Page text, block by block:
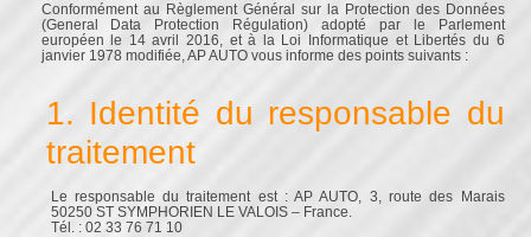
Conformément au Règlement Général sur la Protection des Données
(General Data Protection Régulation) adopté par le Parlement
européen le 14 avril 2016, et à la Loi Informatique et Libertés du 6
janvier 1978 modifiée, AP AUTO vous informe des points suivants :
1. Identité du responsable du
traitement
Le responsable du traitement est : AP AUTO, 3, route des Marais
50250 ST SYMPHORIEN LE VALOIS – France.
Tél. : 02 33 76 71 10